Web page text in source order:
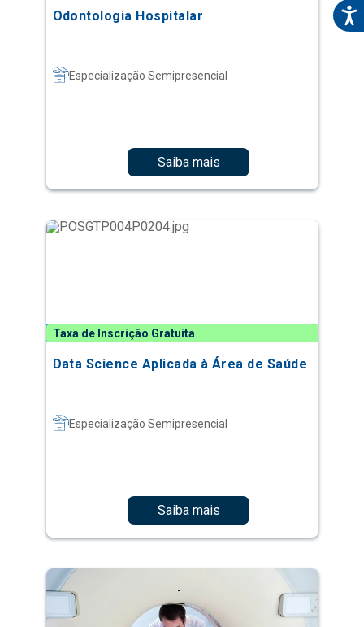
Odontologia Hospitalar
Especialização Semipresencial
Saiba mais
Taxa de Inscrição Gratuita
Data Science Aplicada à Área de Saúde
Especialização Semipresencial
Saiba mais